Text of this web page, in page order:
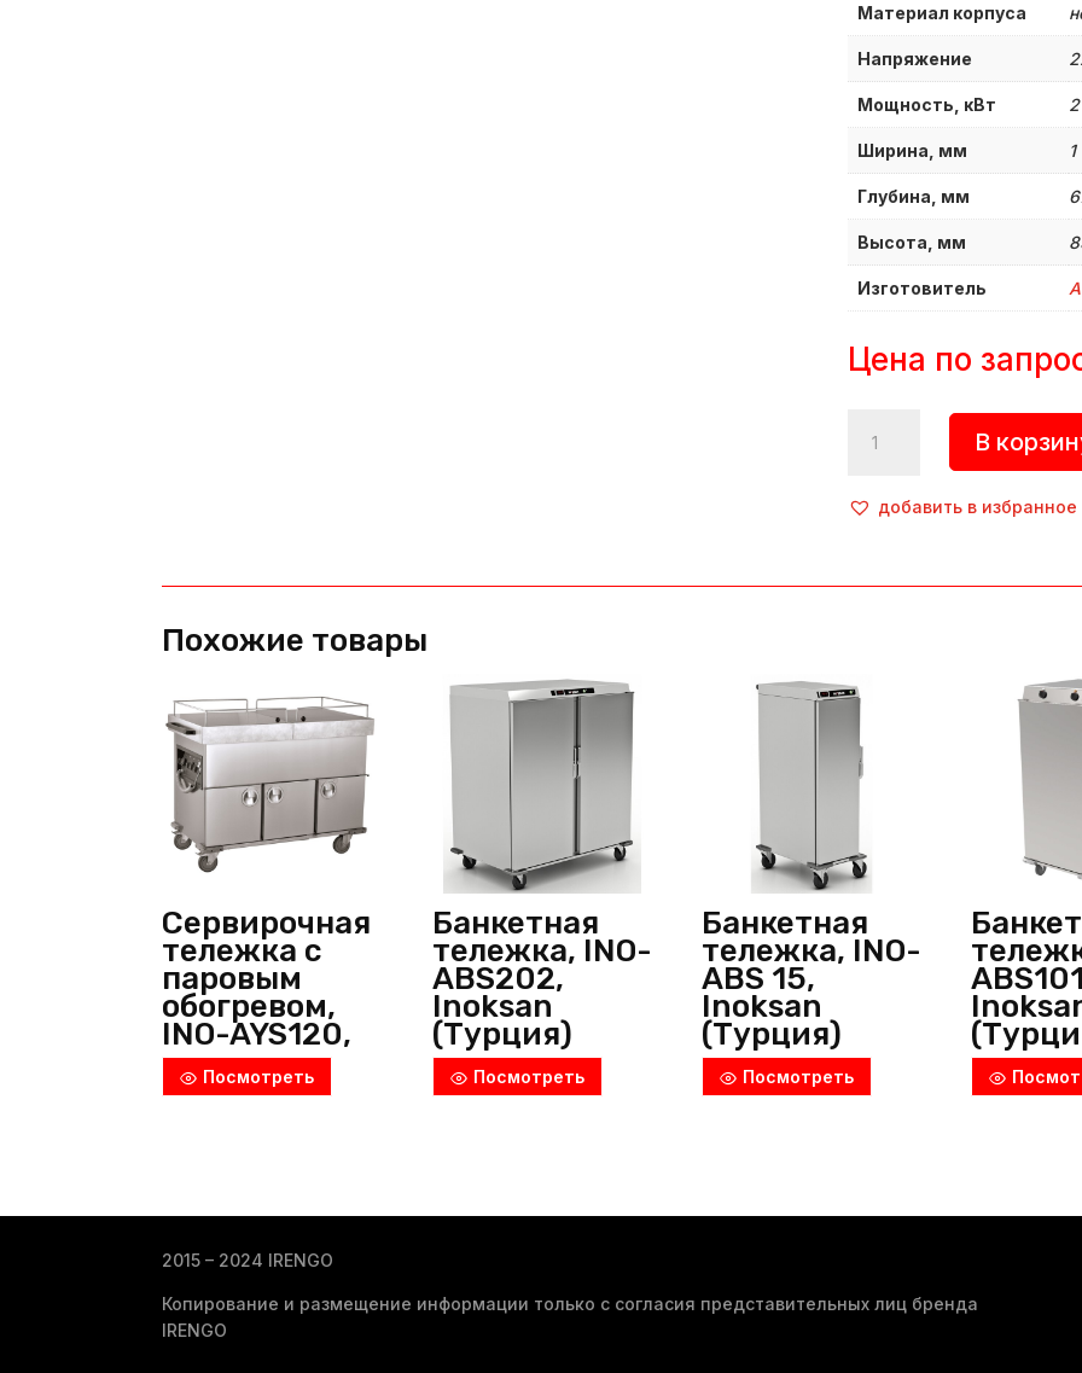
Материал корпуса
Напряжение
Мощность, кВт 2
Ширина, мм
Глубина, мм
Высота, мм
Изготовитель
Цена по
товара
тепловая
В
добавить в избранное
Похожие товары
Сервирочная
тележка с
паровым
обогревом,
INO-AYS120,
Inoksan
(Турция)
Посмотреть
Банкетная
тележка, INO-
ABS202,
Inoksan
(Турция)
Посмотреть
Банкетная
тележка, INO-
ABS 15,
Inoksan
(Турция)
Посмотреть
2015 – 2024 IRENGO
Копирование и размещение информации только с согласия представительных лиц бренда
IRENGO